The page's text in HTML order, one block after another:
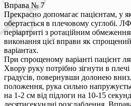
Вправа № 7
Прекрасно допомагає пацієнтам, у
обертається в плечовому суглобі.
періартриті з ротаційним
виконання цієї вправи як
варіантах.
При спрощеному варіанті пацієнт
Хвору руку потрібно зігнути в плечі
градусів, повернувши долонею
положення, рука сильно
на 1-2 см від підлоги на 10-15
десятисекундні розслаблення.